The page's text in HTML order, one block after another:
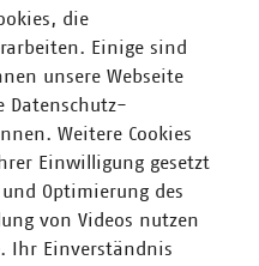
und
des Glasfaserausbaus in
diezweitgrößte
des
fünfte
hergestellt. Überdies
Standorte für
Anschluss an das
die
Einige sind
unsere Webseite
Datenschutz-
Weitere Cookies
Einwilligung gesetzt
Optimierung des
von Videos nutzen
Ihr Einverständnis